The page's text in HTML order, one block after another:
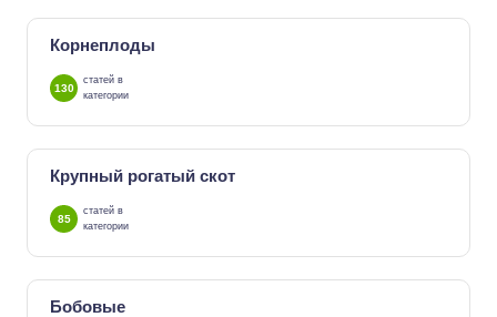
Корнеплоды
130
статей в
категории
Крупный рогатый скот
85
статей в
категории
Бобовые